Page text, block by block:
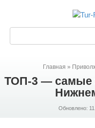
контенту
Главная »
ТОП-3 — самые
Обновлено: